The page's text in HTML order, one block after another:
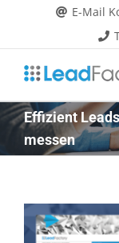
springen
E-Mail
Effizient
messen
Zeige
grösseres